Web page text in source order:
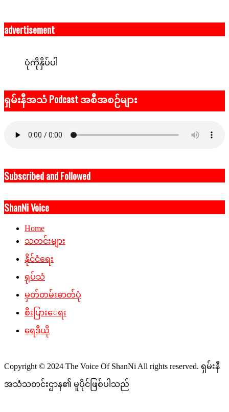
advertisement
ပုံကိုနှိပ်ပါ
ရှမ်းနီအသံ Podcast အစီအစဉ်များ
Subscribed and Followed
ShanNi Voice
Home
သတင်းများ
နိုင်ငံရေး
ရုပ်သံ
မှတ်တမ်းဓာတ်ပုံ
စီးပြားေရး
ရေဒီယို
Copyright © 2024 The Voice Of ShanNi All rights reserved. ရှမ်းနီ
အသံသတင်းဌာန၏ မူပိုင်ဖြစ်ပါသည်